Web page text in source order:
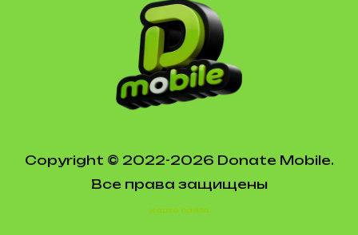
Copyright © 2022-2026 Donate Mobile.
Все права защищены
Карта сайта